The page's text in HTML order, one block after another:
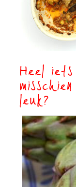
Heel iets
leuk?